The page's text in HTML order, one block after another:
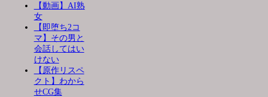
【動画】AI熟
女
【即堕ち2コ
マ】その男と
会話してはい
けない
【原作リスペ
クト】わから
せCG集